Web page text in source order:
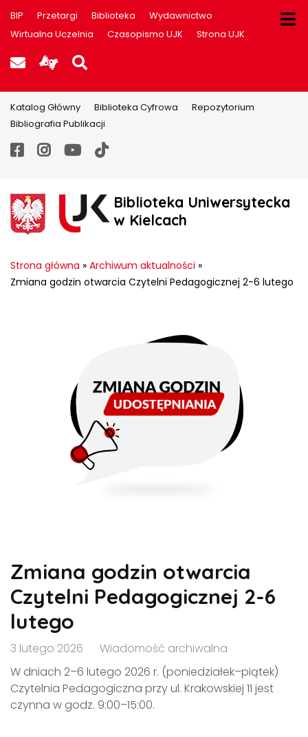
BIP Przetargi Biblioteka
Wydawnictwo
Wirtualna Uczelnia
Czasopismo UJK Strona UJK
Poczta UJK
Informacje dla użytkowników
Szukaj na stronie
Katalog Główny Biblioteka Cyfrowa
Repozytorium
Bibliografia Publikacji
Facebook
Instagram
YouTube
TikTok
Biblioteka Uniwersytecka
w Kielcach
Strona główna » Archiwum aktualności »
Zmiana godzin otwarcia Czytelni Pedagogicznej 2-6 lutego
Zmiana godzin otwarcia
Czytelni Pedagogicznej 2-6
lutego
3 lutego 2026
Wiadomość archiwalna
W dniach 2–6 lutego 2026 r. (poniedziałek–piątek)
Czytelnia Pedagogiczna przy ul. Krakowskiej 11 jest
czynna w godz. 9:00–15:00.